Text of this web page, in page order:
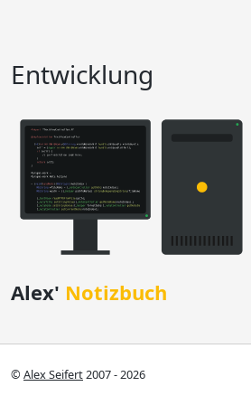
Entwicklung
Alex' Notizbuch
© Alex Seifert2007 - 2026